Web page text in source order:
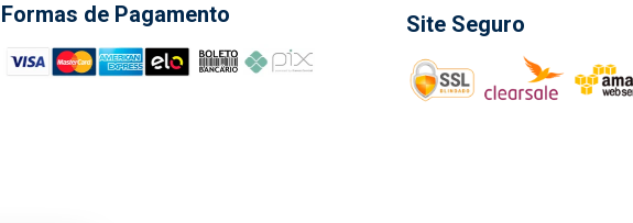
Formas de Pagamento Site Seguro